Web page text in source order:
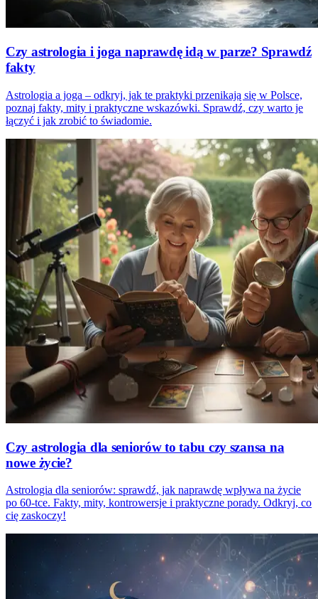
Czy astrologia i joga naprawdę idą w parze? Sprawdź
fakty
Astrologia a joga – odkryj, jak te praktyki przenikają się w Polsce,
poznaj fakty, mity i praktyczne wskazówki. Sprawdź, czy warto je
łączyć i jak zrobić to świadomie.
Czy astrologia dla seniorów to tabu czy szansa na
nowe życie?
Astrologia dla seniorów: sprawdź, jak naprawdę wpływa na życie
po 60-tce. Fakty, mity, kontrowersje i praktyczne porady. Odkryj, co
cię zaskoczy!